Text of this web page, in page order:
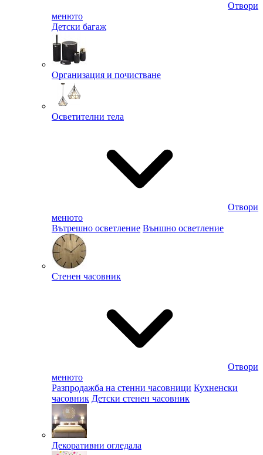
Отвори
менюто
Детски багаж
Организация и почистване
Осветителни тела
Отвори
менюто
Вътрешно осветление Външно осветление
Стенен часовник
Отвори
менюто
Разпродажба на стенни часовници Кухненски
часовник Детски стенен часовник
Декоративни огледала